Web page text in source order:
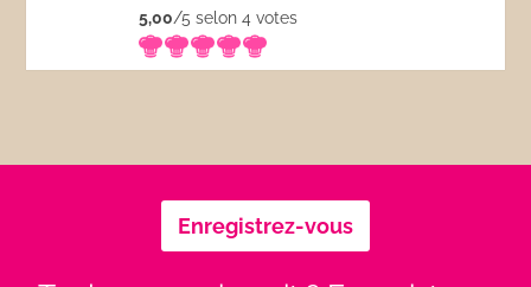
5,00/5 selon 4votes
Enregistrez-vous